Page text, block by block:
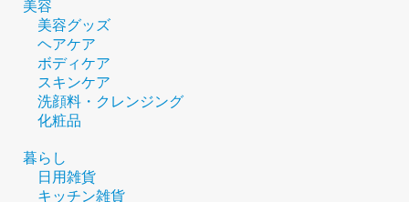
美容
美容グッズ
ヘアケア
ボディケア
スキンケア
洗顔料・クレンジング
化粧品
暮らし
日用雑貨
キッチン雑貨